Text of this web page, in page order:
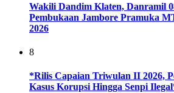
Wakili Dandim Klaten, Danramil
Pembukaan Jambore Pramuka
2026
8
*Rilis Capaian Triwulan II 2026,
Kasus Korupsi Hingga Senpi